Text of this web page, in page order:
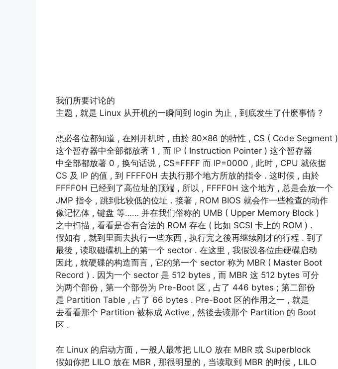
我们所要讨论的
主题 , 就是 Linux 从开机的一瞬间到 login 为止 , 到底发生了什麽事情 ?
想必各位都知道 , 在刚开机时 , 由於 80×86 的特性 , CS ( Code Segment )
这个暂存器中全部都放著 1 , 而 IP ( Instruction Pointer ) 这个暂存器
中全部都放著 0 , 换句话说 , CS=FFFF 而 IP=0000 , 此时 , CPU 就依据
CS 及 IP 的值 , 到 FFFF0H 去执行那个地方所放的指令 . 这时候 , 由於
FFFF0H 已经到了高位址的顶端 , 所以 , FFFF0H 这个地方 , 总是会放一个
JMP 指令 , 跳到比较低的位址 . 接著 , ROM BIOS 就会作一些检查的动作
像记忆体 , 键盘 等…… 并在我们俗称的 UMB ( Upper Memory Block )
之中扫描 , 看看是否有合法的 ROM 存在 ( 比如 SCSI 卡上的 ROM ) .
假如有 , 就到里面去执行一些东西 , 执行完之後再继续刚才的行程 . 到了
最後 , 读取磁碟机上的第一个 sector . 在这里 , 我假设各位由硬碟启动
因此 , 就硬碟的构造而言 , 它的第一个 sector 称为 MBR ( Master Boot
Record ) . 因为一个 sector 是 512 bytes , 而 MBR 这 512 bytes 可分
为两个部份 , 第一个部份为 Pre-Boot 区 , 占了 446 bytes ; 第二部份
是 Partition Table , 占了 66 bytes . Pre-Boot 区的作用之一 , 就是
去看看那个 Partition 被标成 Active , 然後去读那个 Partition 的 Boot
区 .
在 Linux 的启动方面 , 一般人最常把 LILO 放在 MBR 或 Superblock
假如你把 LILO 放在 MBR , 那很明显的 , 当读取到 MBR 的时候 , LILO